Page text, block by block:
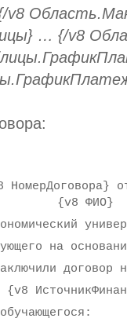
… {/v8
НомерДоговора}
{v8 ФИО}
на
договор